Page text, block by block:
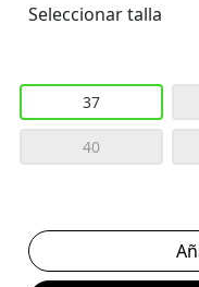
Seleccionar talla
37
40